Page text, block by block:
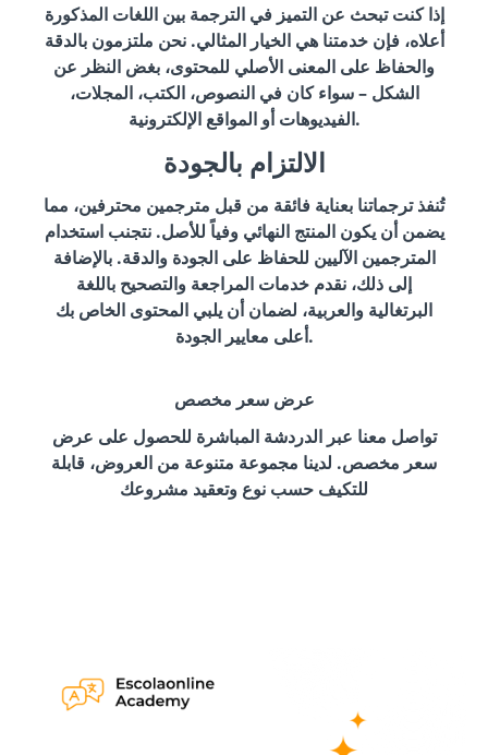
إذا كنت تبحث عن التميز في الترجمة بين اللغات المذكورة
أعلاه، فإن خدمتنا هي الخيار المثالي. نحن ملتزمون بالدقة
والحفاظ على المعنى الأصلي للمحتوى، بغض النظر عن
الشكل – سواء كان في النصوص، الكتب، المجلات،
الفيديوهات أو المواقع الإلكترونية.
الالتزام بالجودة
تُنفذ ترجماتنا بعناية فائقة من قبل مترجمين محترفين، مما
يضمن أن يكون المنتج النهائي وفياً للأصل. نتجنب استخدام
المترجمين الآليين للحفاظ على الجودة والدقة. بالإضافة
إلى ذلك، نقدم خدمات المراجعة والتصحيح باللغة
البرتغالية والعربية، لضمان أن يلبي المحتوى الخاص بك
أعلى معايير الجودة.
عرض سعر مخصص
تواصل معنا عبر الدردشة المباشرة للحصول على عرض
سعر مخصص. لدينا مجموعة متنوعة من العروض، قابلة
للتكيف حسب نوع وتعقيد مشروعك